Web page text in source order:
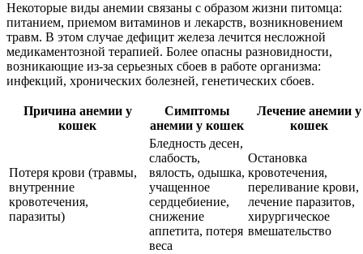
Некоторые виды анемии связаны с образом жизни питомца:
питанием, приемом витаминов и лекарств, возникновением
травм. В этом случае дефицит железа лечится несложной
медикаментозной терапией. Более опасны разновидности,
возникающие из-за серьезных сбоев в работе организма:
инфекций, хронических болезней, генетических сбоев.
Причина анемии у
кошек
Симптомы
анемии у кошек
Лечение анемии у
кошек
Потеря крови (травмы,
внутренние
кровотечения,
паразиты)
Бледность десен,
слабость,
вялость, одышка,
учащенное
сердцебиение,
снижение
аппетита, потеря
веса
Остановка
кровотечения,
переливание крови,
лечение паразитов,
хирургическое
вмешательство